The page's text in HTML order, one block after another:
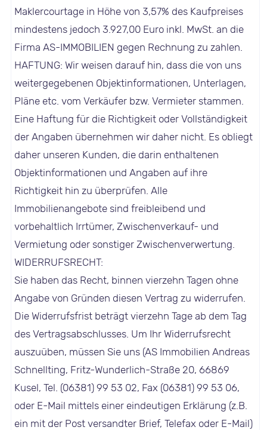
Maklercourtage in Höhe von 3,57% des Kaufpreises
mindestens jedoch 3.927,00 Euro inkl. MwSt. an die
Firma AS-IMMOBILIEN gegen Rechnung zu zahlen.
HAFTUNG: Wir weisen darauf hin, dass die von uns
weitergegebenen Objektinformationen, Unterlagen,
Pläne etc. vom Verkäufer bzw. Vermieter stammen.
Eine Haftung für die Richtigkeit oder Vollständigkeit
der Angaben übernehmen wir daher nicht. Es obliegt
daher unseren Kunden, die darin enthaltenen
Objektinformationen und Angaben auf ihre
Richtigkeit hin zu überprüfen. Alle
Immobilienangebote sind freibleibend und
vorbehaltlich Irrtümer, Zwischenverkauf- und
Vermietung oder sonstiger Zwischenverwertung.
WIDERRUFSRECHT:
Sie haben das Recht, binnen vierzehn Tagen ohne
Angabe von Gründen diesen Vertrag zu widerrufen.
Die Widerrufsfrist beträgt vierzehn Tage ab dem Tag
des Vertragsabschlusses. Um Ihr Widerrufsrecht
auszuüben, müssen Sie uns (AS Immobilien Andreas
Schnellting, Fritz-Wunderlich-Straße 20, 66869
Kusel, Tel. (06381) 99 53 02, Fax (06381) 99 53 06,
oder E-Mail mittels einer eindeutigen Erklärung (z.B.
ein mit der Post versandter Brief, Telefax oder E-Mail)